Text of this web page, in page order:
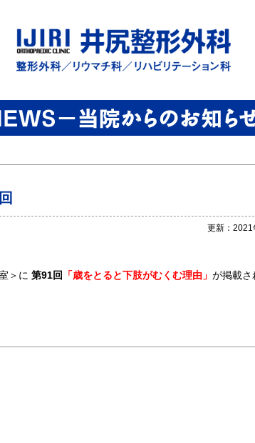
更新：2021
＞に 第91回 「歳をとると下肢がむくむ理由」 が掲載さ